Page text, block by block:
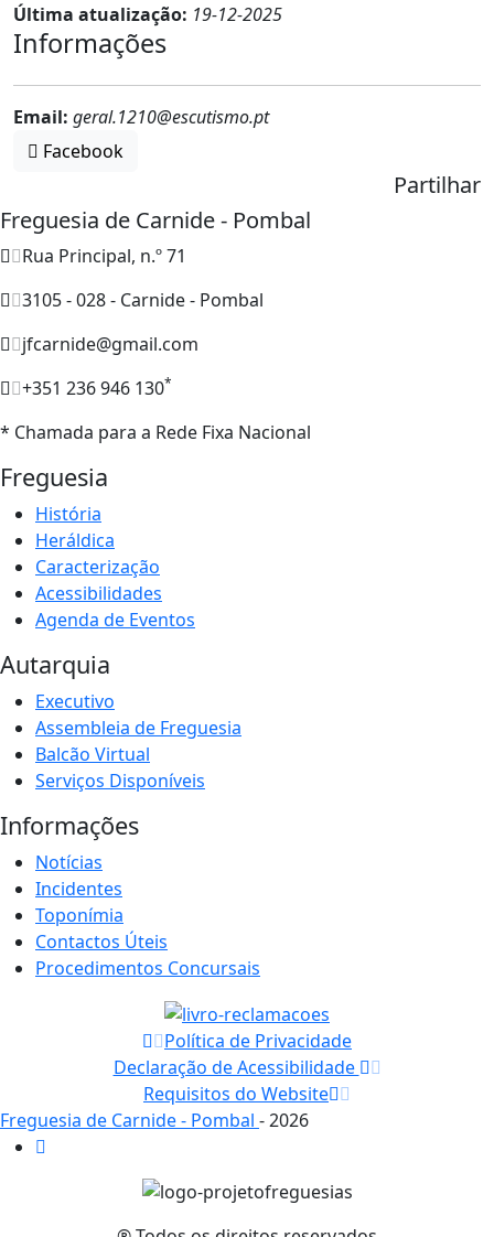
Última atualização: 19-12-2025
Informações
Email: geral.1210@escutismo.pt
Facebook
Partilhar
Freguesia de Carnide - Pombal
Rua Principal, n.º 71
3105 - 028 - Carnide - Pombal
jfcarnide@gmail.com
+351 236 946 130*
* Chamada para a Rede Fixa Nacional
Freguesia
História
Heráldica
Caracterização
Acessibilidades
Agenda de Eventos
Autarquia
Executivo
Assembleia de Freguesia
Balcão Virtual
Serviços Disponíveis
Informações
Notícias
Incidentes
Toponímia
Contactos Úteis
Procedimentos Concursais
Política de Privacidade
Declaração de Acessibilidade
Requisitos do Website
Freguesia de Carnide - Pombal - 2026